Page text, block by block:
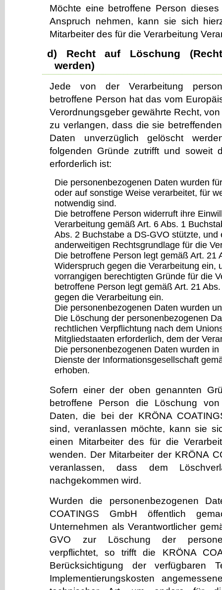
Möchte eine betroffene Person
Anspruch nehmen, kann sie sich
Mitarbeiter des für die Verarbeitung
d) Recht auf Löschung
werden)
Jede von der Verarbeitung
betroffene Person hat das vom
Verordnungsgeber gewährte Recht,
zu verlangen, dass die sie
Daten unverzüglich gelöscht
folgenden Gründe zutrifft und soweit
erforderlich ist:
Die personenbezogenen Daten wurden
oder auf sonstige Weise verarbeitet, für
notwendig sind.
Die betroffene Person widerruft ihre
Verarbeitung gemäß Art. 6 Abs. 1
Abs. 2 Buchstabe a DS-GVO stützte, und
anderweitigen Rechtsgrundlage für die
Die betroffene Person legt gemäß Art. 21
Widerspruch gegen die Verarbeitung ein,
vorrangigen berechtigten Gründe für die
betroffene Person legt gemäß Art. 21
gegen die Verarbeitung ein.
Die personenbezogenen Daten wurden
Die Löschung der personenbezogenen
rechtlichen Verpflichtung nach dem
Mitgliedstaaten erforderlich, dem der
Die personenbezogenen Daten wurden
Dienste der Informationsgesellschaft
erhoben.
Sofern einer der oben genannten
betroffene Person die Löschung von
Daten, die bei der KRÖNA
sind, veranlassen möchte, kann sie
einen Mitarbeiter des für die
wenden. Der Mitarbeiter der KRÖNA
veranlassen, dass dem
nachgekommen wird.
Wurden die personenbezogenen
COATINGS GmbH öffentlich
Unternehmen als Verantwortlicher
GVO zur Löschung der
verpflichtet, so trifft die KRÖNA
Berücksichtigung der verfügbaren
Implementierungskosten